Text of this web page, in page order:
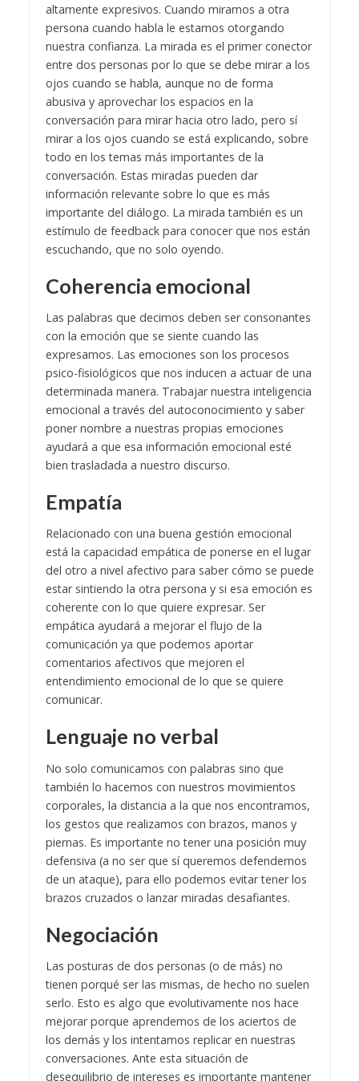
altamente expresivos. Cuando miramos a otra
persona cuando habla le estamos otorgando
nuestra confianza. La mirada es el primer conector
entre dos personas por lo que se debe mirar a los
ojos cuando se habla, aunque no de forma
abusiva y aprovechar los espacios en la
conversación para mirar hacia otro lado, pero sí
mirar a los ojos cuando se está explicando, sobre
todo en los temas más importantes de la
conversación. Estas miradas pueden dar
información relevante sobre lo que es más
importante del diálogo. La mirada también es un
estímulo de feedback para conocer que nos están
escuchando, que no solo oyendo.
Coherencia emocional
Las palabras que decimos deben ser consonantes
con la emoción que se siente cuando las
expresamos. Las emociones son los procesos
psico-fisiológicos que nos inducen a actuar de una
determinada manera. Trabajar nuestra inteligencia
emocional a través del autoconocimiento y saber
poner nombre a nuestras propias emociones
ayudará a que esa información emocional esté
bien trasladada a nuestro discurso.
Empatía
Relacionado con una buena gestión emocional
está la capacidad empática de ponerse en el lugar
del otro a nivel afectivo para saber cómo se puede
estar sintiendo la otra persona y si esa emoción es
coherente con lo que quiere expresar. Ser
empática ayudará a mejorar el flujo de la
comunicación ya que podemos aportar
comentarios afectivos que mejoren el
entendimiento emocional de lo que se quiere
comunicar.
Lenguaje no verbal
No solo comunicamos con palabras sino que
también lo hacemos con nuestros movimientos
corporales, la distancia a la que nos encontramos,
los gestos que realizamos con brazos, manos y
piernas. Es importante no tener una posición muy
defensiva (a no ser que sí queremos defendernos
de un ataque), para ello podemos evitar tener los
brazos cruzados o lanzar miradas desafiantes.
Negociación
Las posturas de dos personas (o de más) no
tienen porqué ser las mismas, de hecho no suelen
serlo. Esto es algo que evolutivamente nos hace
mejorar porque aprendemos de los aciertos de
los demás y los intentamos replicar en nuestras
conversaciones. Ante esta situación de
desequilibrio de intereses es importante mantener